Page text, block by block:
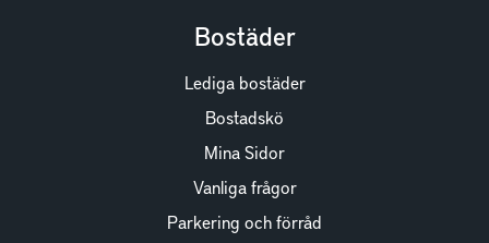
Bostäder
Lediga bostäder
Bostadskö
Mina Sidor
Vanliga frågor
Parkering och förråd